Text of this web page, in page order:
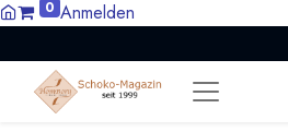
0 Anmelden